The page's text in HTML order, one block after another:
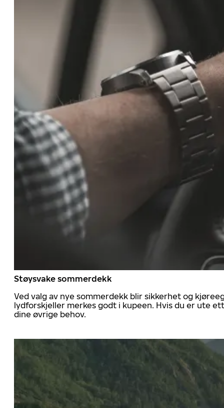
Støysvake sommerdekk
Ved valg av nye sommerdekk blir sikkerhet og
lydforskjeller merkes godt i kupeen. Hvis du er ute
dine øvrige behov.